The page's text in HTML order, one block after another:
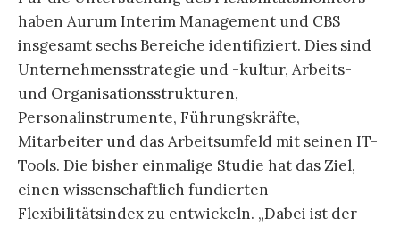
haben Aurum Interim Management und CBS
insgesamt sechs Bereiche identifiziert. Dies sind
Unternehmensstrategie und -kultur, Arbeits-
und Organisationsstrukturen,
Personalinstrumente, Führungskräfte,
Mitarbeiter und das Arbeitsumfeld mit seinen IT-
Tools. Die bisher einmalige Studie hat das Ziel,
einen wissenschaftlich fundierten
Flexibilitätsindex zu entwickeln. „Dabei ist der